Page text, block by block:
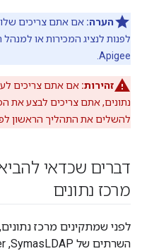
הערה: אם אתם צריכים
לפנות לנציג המכירות או
Apigee.
זהירות:
נתונים, אתם צריכים לבצע את
להשלים את התהליך הראשון
דברים שכדאי
מרכז נתונים
לפני שמתקינים מרכז